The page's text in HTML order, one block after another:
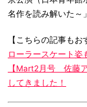
名作を読み解いた～
【こちらの記事もお
ローラースケート姿
【Mart2月号 佐藤
してきました！